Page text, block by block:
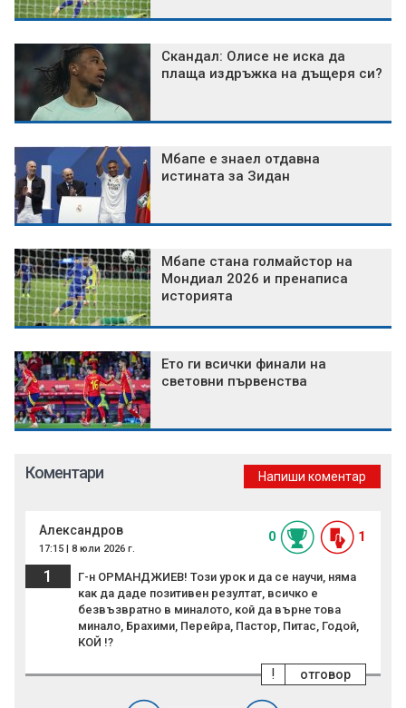
Скандал: Олисе не иска да
плаща издръжка на дъщеря си?
Мбапе е знаел отдавна
истината за Зидан
Мбапе стана голмайстор на
Мондиал 2026 и пренаписа
историята
Ето ги всички финали на
световни първенства
Коментари Напиши коментар
Александров
17:15 | 8 юли 2026 г.
0 1
1
Г-н ОРМАНДЖИЕВ! Този урок и да се научи, няма
как да даде позитивен резултат, всичко е
безвъзвратно в миналото, кой да върне това
минало, Брахими, Перейра, Пастор, Питас, Годой,
КОЙ !?
отговор
!